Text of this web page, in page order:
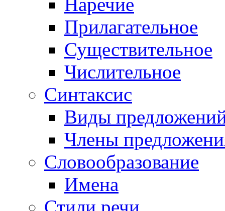
Прилагательное
Существительное
Числительное
Синтаксис
Виды
Члены
Словообразование
Имена
Стили речи